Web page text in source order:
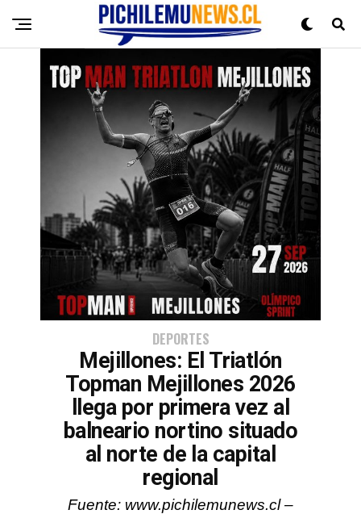
DEPORTES
Mejillones: El Triatlón
Topman Mejillones 2026
llega por primera vez al
balneario nortino situado
al norte de la capital
regional
Fuente: www.pichilemunews.cl –